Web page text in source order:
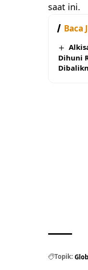
saat ini.
Baca
Dihuni
Topik: